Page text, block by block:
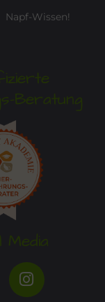
Napf-Wissen!
Beratung
Media